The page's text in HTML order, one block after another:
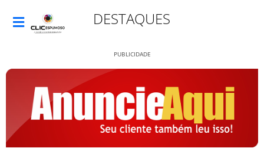
DESTAQUES
PUBLICIDADE